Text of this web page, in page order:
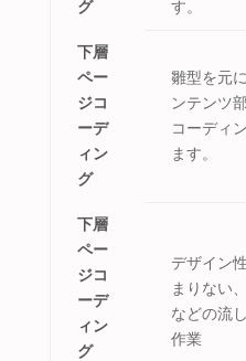
グ す。
下層
ペー
ジコ
ーデ
ィン
グ
雛型を元
ンテンツ
コーディ
ます。
下層
ペー
ジコ
ーデ
ィン
グ
デザイン
まりない
などの流
作業